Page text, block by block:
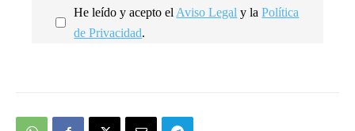
He leído y acepto el Aviso Legal y laPolítica
de Privacidad.